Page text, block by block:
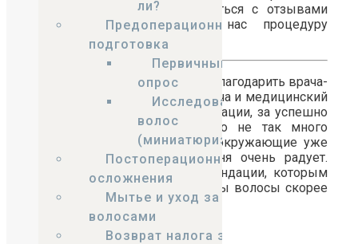
пока рекомендуем ознакомиться с отзывами
тех, кто уже прошел у нас процедуру
трaнсплантации вoлoс.
Добрый день, хотелось бы поблагодарить врача-
хирурга Айрата Файзелгаяновича и медицинский
персонал, участвующий в операции, за успешно
проведенную работу! Прошло не так много
времени после пересадки, а окружающие уже
отметили улучшения, что меня очень радует.
Персонал дает четкие рекомендации, которым
следует придерживаться, чтобы волосы скорее
окрепли.
Павел, 43 года
ли?
Предоперационная
подготовка
Первичный
опрос
Исследование
волос
(миниатюризация)
Постоперационные
осложнения
Мытье и уход за
волосами
Возврат налога за